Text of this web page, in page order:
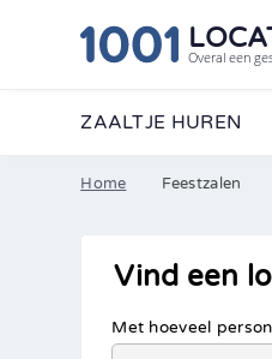
Overal een
ZAALTJE HUREN
Home Feestzalen
Vind een
Met hoeveel